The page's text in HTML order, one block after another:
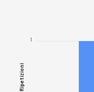
1
Ripetizioni